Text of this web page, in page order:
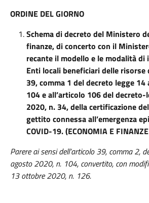
ORDINE DEL GIORNO
Schema di decreto del Ministero
finanze, di concerto con il
recante il modello e le modalità
Enti locali beneficiari delle risorse
39, comma 1 del decreto legge
104 e all’articolo 106 del
2020, n. 34, della certificazione
gettito connessa all’emergenza
COVID-19. (ECONOMIA E
Parere ai sensi dell’articolo 39, comma 2,
agosto 2020, n. 104, convertito, con
13 ottobre 2020, n. 126.